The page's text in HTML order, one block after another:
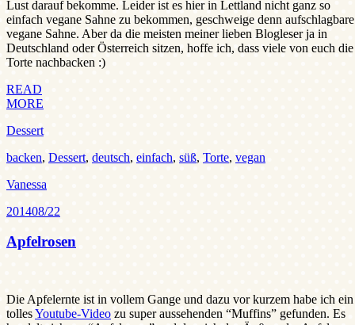
Lust darauf bekomme. Leider ist es hier in Lettland nicht ganz so
einfach vegane Sahne zu bekommen, geschweige denn aufschlagbare
vegane Sahne. Aber da die meisten meiner lieben Blogleser ja in
Deutschland oder Österreich sitzen, hoffe ich, dass viele von euch die
Torte nachbacken :)
READ
MORE
Dessert
backen, Dessert, deutsch, einfach, süß, Torte, vegan
Vanessa
201408/22
Apfelrosen
Die Apfelernte ist in vollem Gange und dazu vor kurzem habe ich ein
tollesYoutube-Video zu super aussehenden “Muffins” gefunden. Es